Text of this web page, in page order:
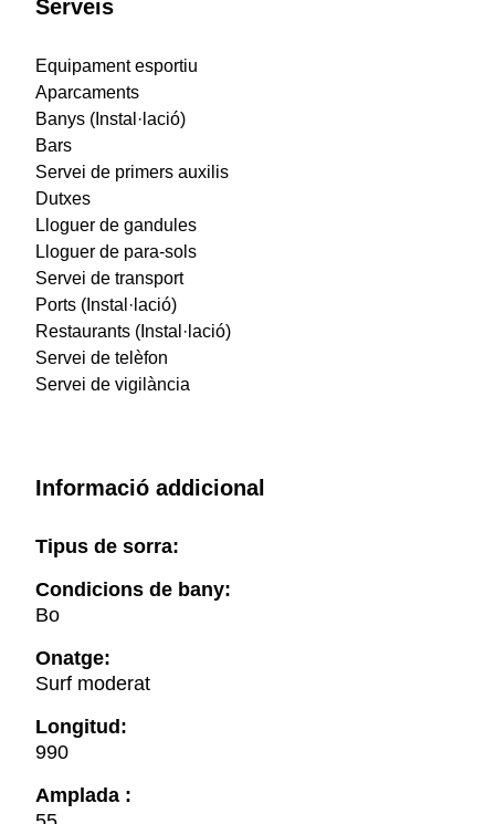
Serveis
Equipament esportiu
Aparcaments
Banys (Instal·lació)
Bars
Servei de primers auxilis
Dutxes
Lloguer de gandules
Lloguer de para-sols
Servei de transport
Ports (Instal·lació)
Restaurants (Instal·lació)
Servei de telèfon
Servei de vigilància
Informació addicional
Tipus de sorra:
Condicions de bany:
Bo
Onatge:
Surf moderat
Longitud:
990
Amplada :